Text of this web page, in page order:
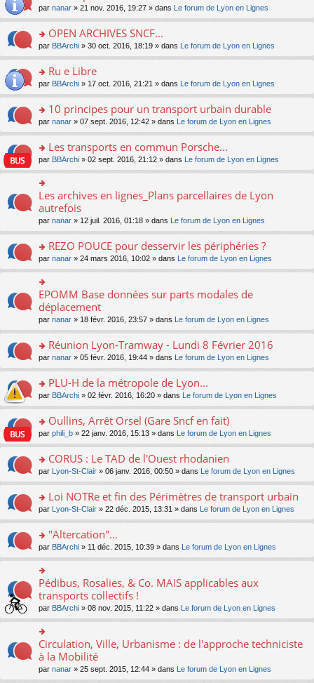
c
e
nt
pl
u
ré
c
e
nt
n
le
pl
u
ré
c
e
nt
g
e
n
n
le
pl
u
ré
c
e
nt
e
a
g
e
n
n
le
pl
u
ré
c
e
nt
er
le
m
e
a
g
e
n
n
le
pl
u
s
ré
c
e
nt
o
n
ult
er
le
m
e
a
g
e
n
n
le
pl
u
s
e
nt
par nanar » 21 nov. 2016, 19:27 » dans Le forum de Lyon en Lignes
o
n
ult
er
le
m
e
a
g
e
n
o
lu
le
pl
u
s
c
nt
OPEN ARCHIVES SNCF...
par BBArchi » 30 oct. 2016, 18:19 » dans Le forum de Lyon en Lignes
o
n
ult
er
le
m
e
s
g
e
n
o
lu
le
pl
u
s
ré
e
Ru e Libre
par BBArchi » 17 oct. 2016, 21:21 » dans Le forum de Lyon en Lignes
o
n
ult
er
le
m
s
a
e
n
o
n
lu
le
pl
u
s
ré
e
10 principes pour un transport urbain durable
par nanar » 07 sept. 2016, 12:42 » dans Le forum de Lyon en Lignes
o
n
s
ult
er
le
m
e
s
a
e
n
o
n
pl
u
s
ré
e
Les transports en commun Porsche...
par BBArchi » 02 sept. 2016, 21:12 » dans Le forum de Lyon en Lignes
n
ult
er
le
m
e
s
s
a
g
e
n
o
lu
le
pl
u
s
c
e
nt
Les archives en lignes_Plans parcellaires de Lyon
autrefois
par nanar » 12 juil. 2016, 01:18 » dans Le forum de Lyon en Lignes
o
n
s
ult
er
le
m
e
s
a
e
n
o
lu
le
pl
u
s
e
nt
REZO POUCE pour desservir les périphéries ?
par nanar » 24 mars 2016, 10:02 » dans Le forum de Lyon en Lignes
o
n
ult
er
le
m
e
s
a
g
e
n
lu
le
pl
u
ré
c
e
nt
EPOMM Base données sur parts modales de
déplacement
par nanar » 18 févr. 2016, 23:57 » dans Le forum de Lyon en Lignes
o
n
ult
er
le
m
e
a
g
e
n
n
le
pl
u
s
ré
c
e
nt
Réunion Lyon-Tramway - Lundi 8 Février 2016
par nanar » 05 févr. 2016, 19:44 » dans Le forum de Lyon en Lignes
o
n
ult
er
le
m
e
a
g
e
n
n
le
pl
u
s
c
nt
PLU-H de la métropole de Lyon...
par BBArchi » 02 févr. 2016, 16:20 » dans Le forum de Lyon en Lignes
o
n
ult
er
le
m
e
a
g
e
n
o
n
lu
le
pl
u
s
ré
e
Oullins, Arrêt Orsel (Gare Sncf en fait)
par phili_b » 22 janv. 2016, 15:13 » dans Le forum de Lyon en Lignes
o
n
ult
er
le
m
e
s
g
e
n
o
n
lu
le
pl
u
CORUS : Le TAD de l'Ouest rhodanien
par Lyon-St-Clair » 06 janv. 2016, 00:50 » dans Le forum de Lyon en Lignes
o
n
ult
er
le
m
e
s
a
e
n
o
n
Loi NOTRe et fin des Périmètres de transport urbain
par Lyon-St-Clair » 22 déc. 2015, 13:31 » dans Le forum de Lyon en Lignes
o
n
s
ult
er
le
m
e
s
s
a
g
e
"Altercation"...
par BBArchi » 11 déc. 2015, 10:39 » dans Le forum de Lyon en Lignes
o
n
ult
er
le
m
e
s
Pédibus, Rosalies, & Co. MAIS applicables aux
transports collectifs !
par BBArchi » 08 nov. 2015, 11:22 » dans Le forum de Lyon en Lignes
o
n
ult
Circulation, Ville, Urbanisme : de l'approche techniciste
à la Mobilité
par nanar » 25 sept. 2015, 12:44 » dans Le forum de Lyon en Lignes